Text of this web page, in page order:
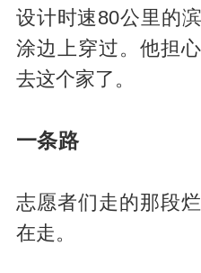
设计时速80公里的
涂边上穿过。他担
去这个家了。
一条路
志愿者们走的那段
在走。